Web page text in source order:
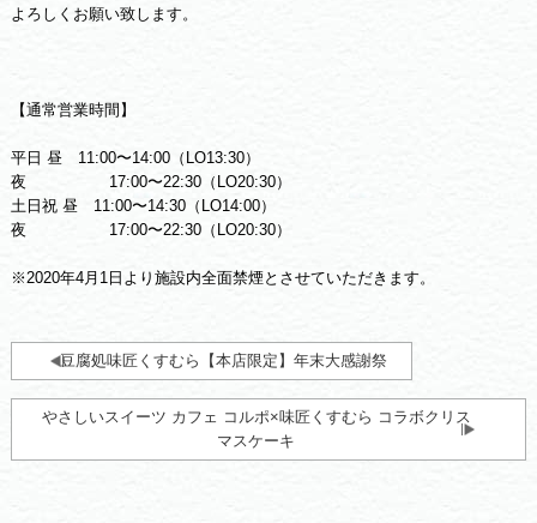
よろしくお願い致します。
【通常営業時間】
平日 昼 11:00〜14:00（LO13:30）
夜 17:00〜22:30（LO20:30）
土日祝 昼 11:00〜14:30（LO14:00）
夜 17:00〜22:30（LO20:30）
※2020年4月1日より施設内全面禁煙とさせていただきます。
豆腐処味匠くすむら【本店限定】年末大感謝祭
やさしいスイーツ カフェ コルポ×味匠くすむら コラボクリス
マスケーキ